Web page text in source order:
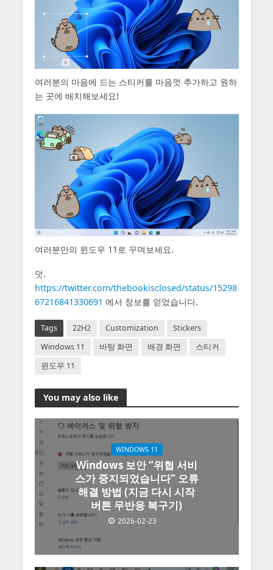
여러분의 마음에 드는 스티커를 마음껏 추가하고 원하
는 곳에 배치해보세요!
여러분만의 윈도우 11로 꾸며보세요.
덧.
https://twitter.com/thebookisclosed/status/15298
67216841330691 에서 정보를 얻었습니다.
Tags 22H2 Customization
Stickers
Windows 11
바탕 화면 배경 화면
스티커
윈도우 11
You may also like
WINDOWS 11
Windows 보안 “위협 서비
스가 중지되었습니다” 오류
해결 방법 (지금 다시 시작
버튼 무반응 복구기)
2026-02-23